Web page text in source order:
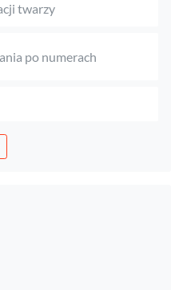
twarzy
po numerach